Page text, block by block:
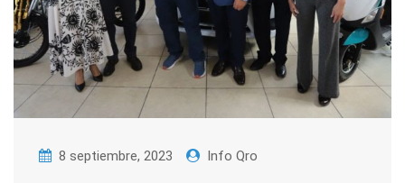
8 septiembre, 2023 Info Qro